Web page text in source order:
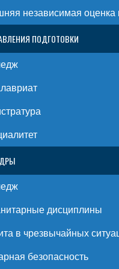
независимая оценка
ПОДГОТОВКИ
дисциплины
в чрезвычайных
безопасность